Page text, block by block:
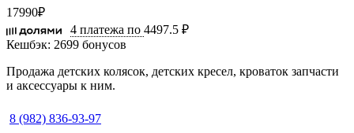
17990₽
4 платежа по 4497.5 ₽
Кешбэк: 2699 бонусов
Продажа детских колясок, детских кресел, кроваток запчасти
и аксессуары к ним.
8 (982) 836-93-97